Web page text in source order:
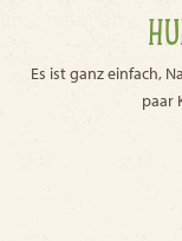
Es ist ganz einfach,
paar